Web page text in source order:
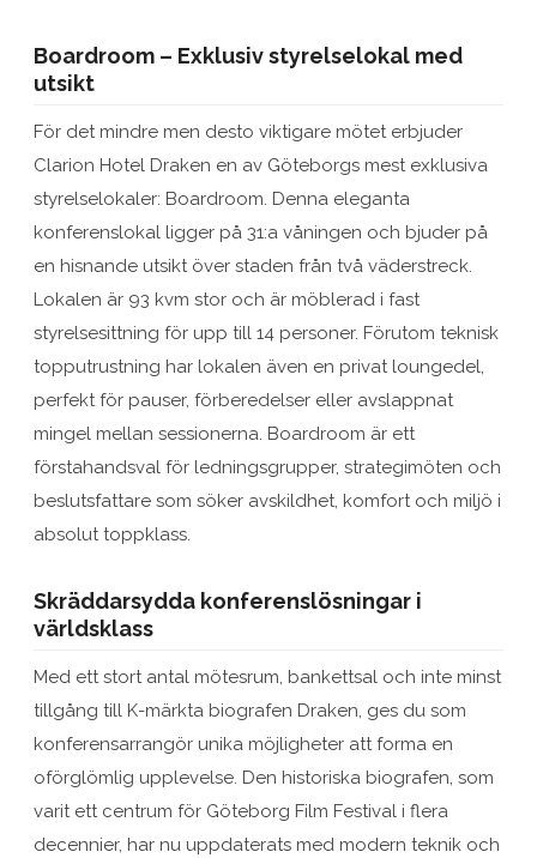
Boardroom – Exklusiv styrelselokal med
utsikt
För det mindre men desto viktigare mötet erbjuder
Clarion Hotel Draken en av Göteborgs mest exklusiva
styrelselokaler: Boardroom. Denna eleganta
konferenslokal ligger på 31:a våningen och bjuder på
en hisnande utsikt över staden från två väderstreck.
Lokalen är 93 kvm stor och är möblerad i fast
styrelsesittning för upp till 14 personer. Förutom teknisk
topputrustning har lokalen även en privat loungedel,
perfekt för pauser, förberedelser eller avslappnat
mingel mellan sessionerna. Boardroom är ett
förstahandsval för ledningsgrupper, strategimöten och
beslutsfattare som söker avskildhet, komfort och miljö i
absolut toppklass.
Skräddarsydda konferenslösningar i
världsklass
Med ett stort antal mötesrum, bankettsal och inte minst
tillgång till K-märkta biografen Draken, ges du som
konferensarrangör unika möjligheter att forma en
oförglömlig upplevelse. Den historiska biografen, som
varit ett centrum för Göteborg Film Festival i flera
decennier, har nu uppdaterats med modern teknik och